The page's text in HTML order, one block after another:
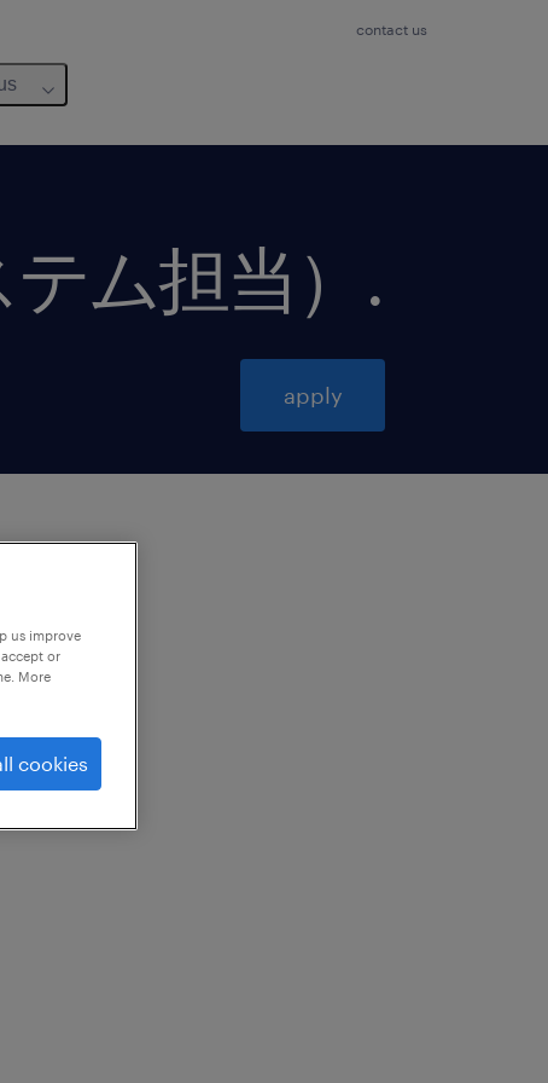
contact us
ム担当） .
apply
us improve
or
More
cookies